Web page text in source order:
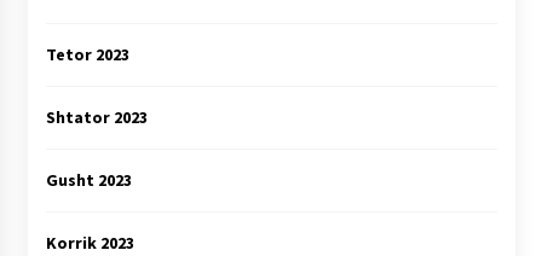
Tetor 2023
Shtator 2023
Gusht 2023
Korrik 2023